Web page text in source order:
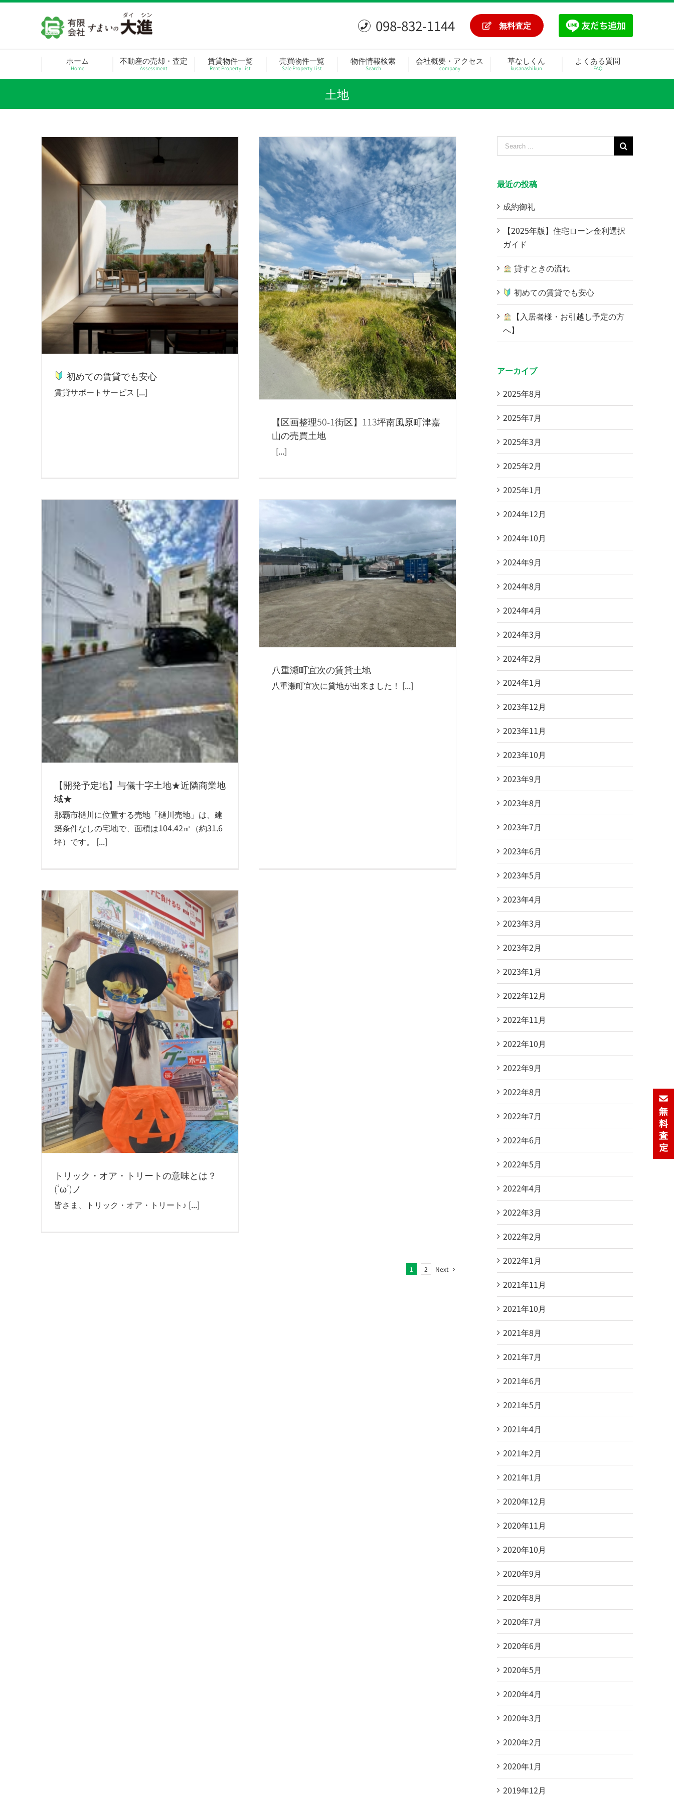
Skip
098-832-1144 無料査定
ホーム
Home
不動産の売却・査定
Assessment
賃貸物件一覧
Rent Property List
売買物件一覧
Sale Property List
物件情報検索
Search
会社概要・アクセス
company
草なしくん
kusanashikun
よくある質問
FAQ
土地
初めての賃貸でも安心
賃貸サポートサービス [...]
【区画整理50‐1街区】113坪南風原町津嘉
山の売買土地
[...]
【開発予定地】与儀十字土地★近隣商業地
域★
那覇市樋川に位置する売地「樋川売地」は、建
築条件なしの宅地で、面積は104.42㎡（約31.6
坪）です。 [...]
八重瀬町宜次の賃貸土地
八重瀬町宜次に貸地が出来ました！ [...]
トリック・オア・トリートの意味とは？
(‘ω’)ノ
皆さま、トリック・オア・トリート♪ [...]
1 2 Next
Search
for:
最近の投稿
成約御礼
【2025年版】住宅ローン金利選択
ガイド
貸すときの流れ
初めての賃貸でも安心
【入居者様・お引越し予定の方
へ】
アーカイブ
2025年8月
2025年7月
2025年3月
2025年2月
2025年1月
2024年12月
2024年10月
2024年9月
2024年8月
2024年4月
2024年3月
2024年2月
2024年1月
2023年12月
2023年11月
2023年10月
2023年9月
2023年8月
2023年7月
2023年6月
2023年5月
2023年4月
2023年3月
2023年2月
2023年1月
2022年12月
2022年11月
2022年10月
2022年9月
2022年8月
2022年7月
2022年6月
2022年5月
2022年4月
2022年3月
2022年2月
2022年1月
2021年11月
2021年10月
2021年8月
2021年7月
2021年6月
2021年5月
2021年4月
2021年2月
2021年1月
2020年12月
2020年11月
2020年10月
2020年9月
2020年8月
2020年7月
2020年6月
2020年5月
2020年4月
2020年3月
2020年2月
2020年1月
2019年12月